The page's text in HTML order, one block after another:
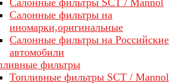
Салонные фильтры SCT / Mannol
Салонные фильтры на
иномарки,оригинальные
Салонные фильтры на Российские
автомобили
фильтры
Топливные фильтры SCT / Mannol